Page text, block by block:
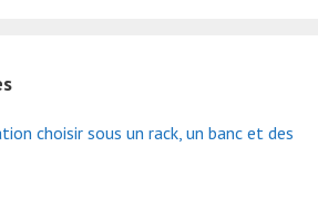
choisir sous un rack, un banc et des